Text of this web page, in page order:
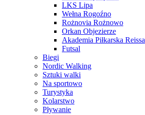
LKS Lipa
Wełna Rogoźno
Rożnovia Rożnowo
Orkan Objezierze
Akademia Piłkarska Reissa
Futsal
Biegi
Nordic Walking
Sztuki walki
Na sportowo
Turystyka
Kolarstwo
Pływanie